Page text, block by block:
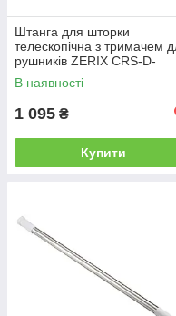
Штанга для шторки
телескопічна з тримачем
рушників ZERIX CRS-D-
125x225 125 cm-225cm
(неіржавка сталь) (ZX6099)
В наявності
1 095 ₴
Купити